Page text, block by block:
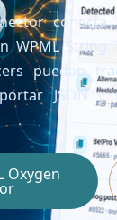
para robots de
WPML String
puedan
JSON
Oxygen